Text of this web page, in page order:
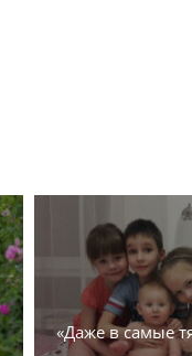
«Даже в самые